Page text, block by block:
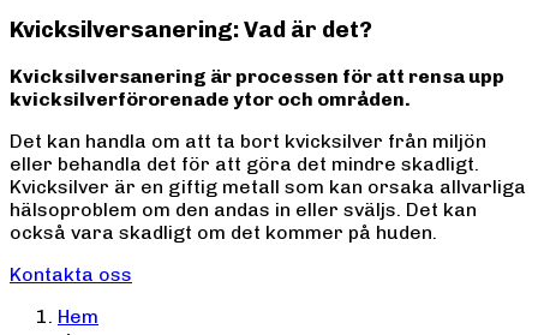
Kvicksilversanering: Vad är det?
Kvicksilversanering är processen för att rensa upp
kvicksilverförorenade ytor och områden.
Det kan handla om att ta bort kvicksilver från miljön
eller behandla det för att göra det mindre skadligt.
Kvicksilver är en giftig metall som kan orsaka allvarliga
hälsoproblem om den andas in eller sväljs. Det kan
också vara skadligt om det kommer på huden.
Kontakta oss
Hem